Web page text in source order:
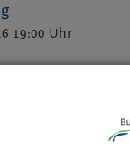
19:00 Uhr